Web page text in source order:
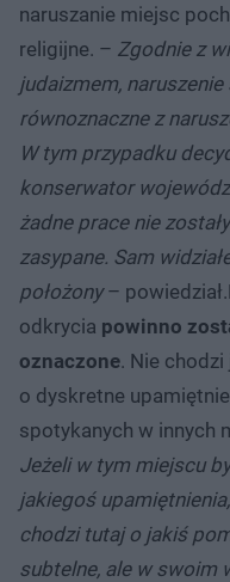
naruszanie miejsc
religijne. – Zgodnie z
judaizmem,
równoznaczne z
W tym przypadku
konserwator
żadne prace nie
zasypane. Sam
położony–
odkrycia powinno
oznaczone. Nie
o dyskretne
spotykanych w innych
Jeżeli w tym miejscu
jakiegoś
chodzi tutaj o jakiś
subtelne, ale w swoim